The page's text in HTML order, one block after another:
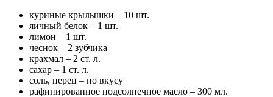
куриные крылышки – 10 шт.
яичный белок – 1 шт.
лимон – 1 шт.
чеснок – 2 зубчика
крахмал – 2 ст. л.
сахар – 1 ст. л.
соль, перец – по вкусу
рафинированное подсолнечное масло – 300 мл.